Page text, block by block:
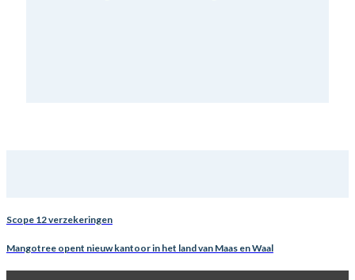
Scope 12 verzekeringen
Mangotree opent nieuw kantoor in het land van Maas en Waal